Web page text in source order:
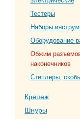
Тестеры
Наборы
Оборудование
Обжим
наконечников
Степлеры,
Крепеж
Шнуры